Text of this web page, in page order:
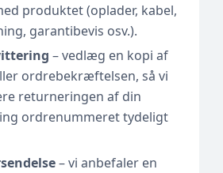
produktet (oplader, kabel,
garantibevis osv.).
– vedlæg en kopi af
ordrebekræftelsen, så vi
returneringen af din
ordrenummeret tydeligt
– vi anbefaler en